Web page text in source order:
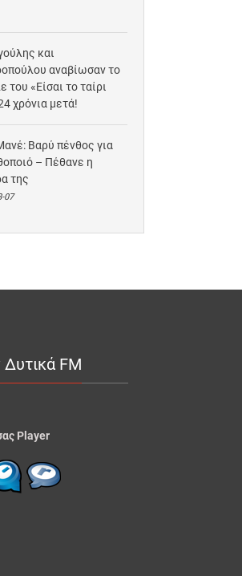
και
αναβίωσαν το
του «Είσαι το ταίρι
χρόνια μετά!
Βαρύ πένθος για
– Πέθανε η
της
07
FM
Player